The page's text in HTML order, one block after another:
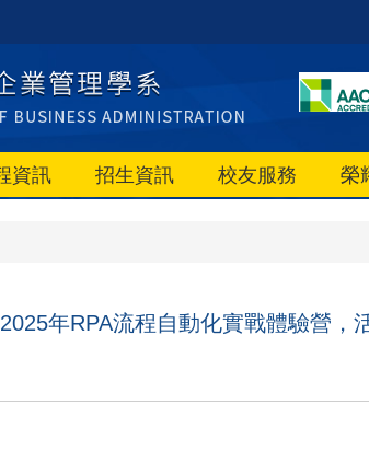
資訊 招生資訊 校友服務 榮
年RPA流程自動化實戰體驗營，